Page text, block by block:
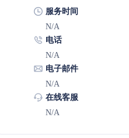
服务时间
N/A
电话
N/A
电子邮件
N/A
在线客服
N/A